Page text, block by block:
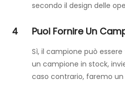
secondo il design delle
4 Puoi Fornire Un
Sì, il campione può
un campione in stock,
caso contrario, faremo